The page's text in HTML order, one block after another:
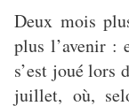
Deux mois
plus l’avenir :
s’est joué lors
juillet, où,